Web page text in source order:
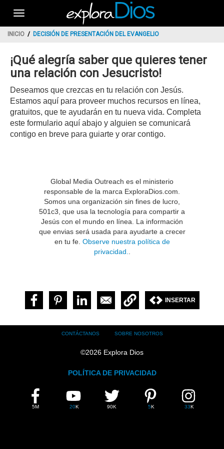
Toggle
navigation
INICIO DECISIÓN DE PRESENTACIÓN DEL EVANGELIO
¡Qué alegría saber que quieres tener
una relación con Jesucristo!
Deseamos que crezcas en tu relación con Jesús.
Estamos aquí para proveer muchos recursos en línea,
gratuitos, que te ayudarán en tu nueva vida. Completa
este formulario aquí abajo y alguien se comunicará
contigo en breve para guiarte y orar contigo.
Global Media Outreach es el ministerio
responsable de la marca ExploraDios.com.
Somos una organización sin fines de lucro,
501c3, que usa la tecnología para compartir a
Jesús con el mundo en línea. La información
que envias será usada para ayudarte a crecer
en tu fe. Observe nuestra política de
privacidad.
INSERTAR
Footer
CONTÁCTANOS SOBRE NOSOTROS
©2026 Explora Dios
POLÍTICA DE PRIVACIDAD
EXPLOA
FACEBOOK
5M
YOUTUBE
20K
TWITTER
90K
PINTEREST
5K
INSTAGRAM
33K